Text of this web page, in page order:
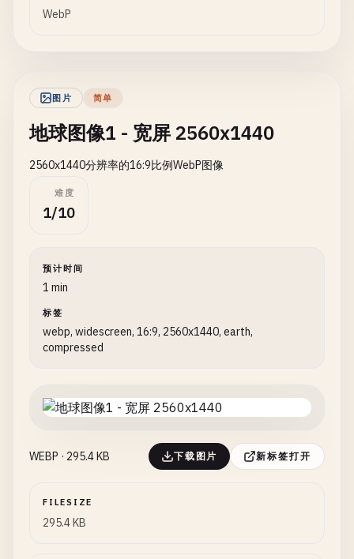
WebP
图片 简单
地球图像1 - 宽屏 2560x1440
2560x1440分辨率的16:9比例WebP图像
难度
1/10
预计时间
1 min
标签
webp, widescreen, 16:9, 2560x1440, earth,
compressed
WEBP · 295.4 KB 下载图片 新标签打开
FILESIZE
295.4 KB